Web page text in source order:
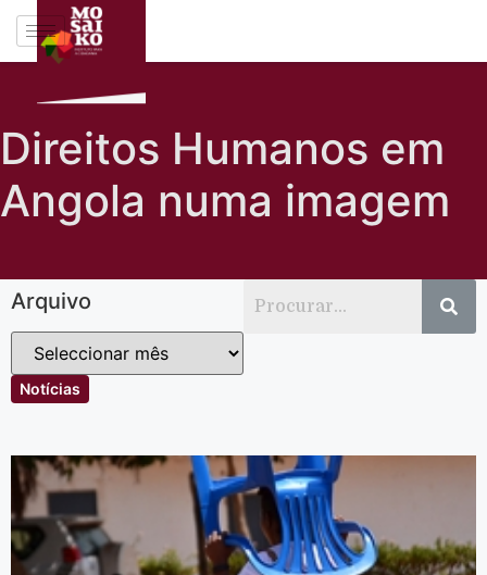
Direitos Humanos em
Angola numa imagem
Arquivo
Notícias